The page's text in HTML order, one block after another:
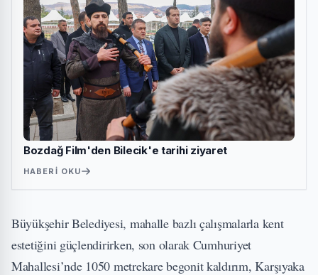
Bozdağ Film'den Bilecik'e tarihi ziyaret
HABERI OKU
Büyükşehir Belediyesi, mahalle bazlı çalışmalarla kent
estetiğini güçlendirirken, son olarak Cumhuriyet
Mahallesi’nde 1050 metrekare begonit kaldırım, Karşıyaka